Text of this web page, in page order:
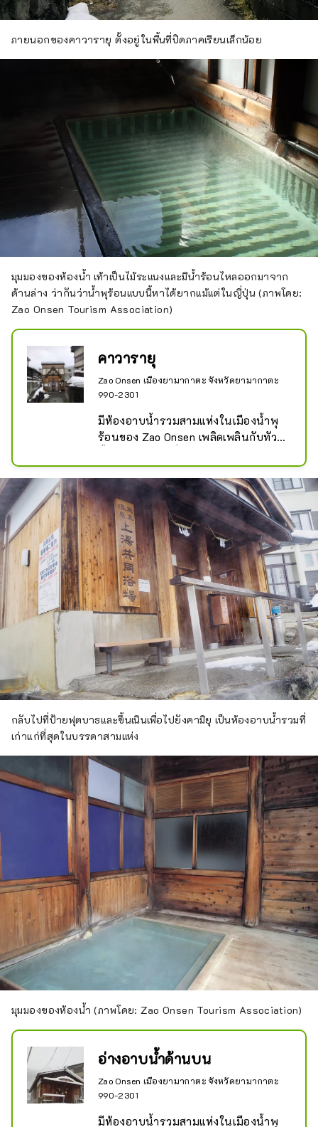
ภายนอกของคาวารายุ ตั้งอยู่ในพื้นที่ปิดภาคเรียนเล็กน้อย
มุมมองของห้องน้ำ เท้าเป็นไม้ระแนงและมีน้ำร้อนไหลออกมาจาก
ด้านล่าง ว่ากันว่าน้ำพุร้อนแบบนี้หาได้ยากแม้แต่ในญี่ปุ่น (ภาพโดย:
Zao Onsen Tourism Association)
คาวารายุ
Zao Onsen เมืองยามากาตะ จังหวัดยามากาตะ
990-2301
มีห้องอาบน้ำรวมสามแห่งในเมืองน้ำพุ
ร้อนของ Zao Onsen เพลิดเพลินกับทัวร์
เฉพาะของตัวเอง เช่น น้ำร้อนขุ่นและ
อ่างที่พุ่งออกมาจากใต้ฝ่าเท้าของคุณ ซึ่ง
หาได้ยากในญี่ปุ่น
*นี่คืออ่างอาบน้ำที่พุ่งออกมาจากใต้
ฝ่าเท้าของคุณ
กลับไปที่ป้ายฟุตบาธและขึ้นเนินเพื่อไปยังคามิยุ เป็นห้องอาบน้ำรวมที่
เก่าแก่ที่สุดในบรรดาสามแห่ง
มุมมองของห้องน้ำ (ภาพโดย: Zao Onsen Tourism Association)
อ่างอาบน้ำด้านบน
Zao Onsen เมืองยามากาตะ จังหวัดยามากาตะ
990-2301
มีห้องอาบน้ำรวมสามแห่งในเมืองน้ำพุ